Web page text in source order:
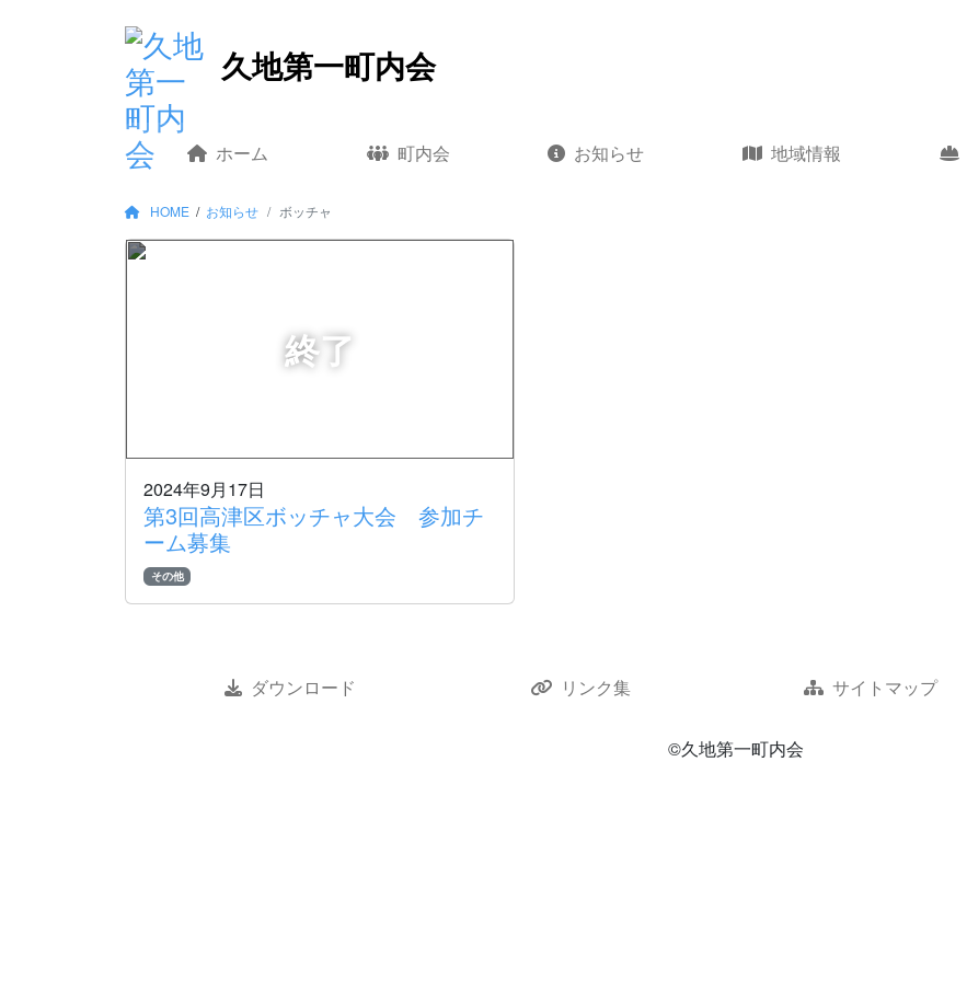
久地第一町内会
ホーム 町内会 お知らせ 地域情報
HOME / お知らせ ボッチャ
2024年9月17日
第3回高津区ボッチャ大会 参加チ
ーム募集
その他
ダウンロード リンク集 サイトマップ
©久地第一町内会